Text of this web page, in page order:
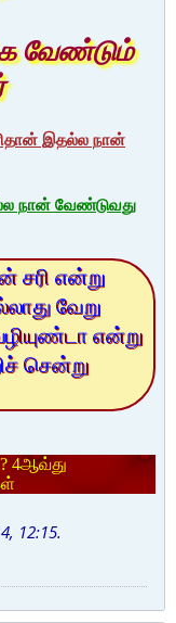
வேண்டும்
இதல்ல நான்
நான் வேண்டுவது
சரி என்று
வேறு
என்று
சென்று
4ஆவ்து
12:15.